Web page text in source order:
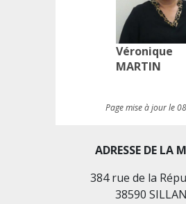
Véronique
MARTIN
Page mise à jour le
ADRESSE DE LA
384 rue de la
38590